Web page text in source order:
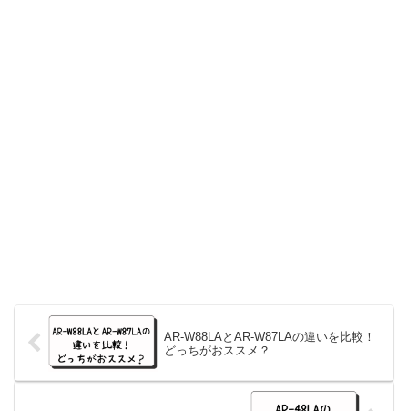
AR-W88LAとAR-W87LAの違いを比較！
どっちがおススメ？